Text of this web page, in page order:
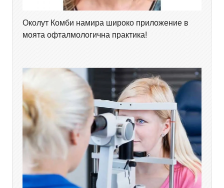
Околут Комби намира широко приложение в
моята офталмологична практика!